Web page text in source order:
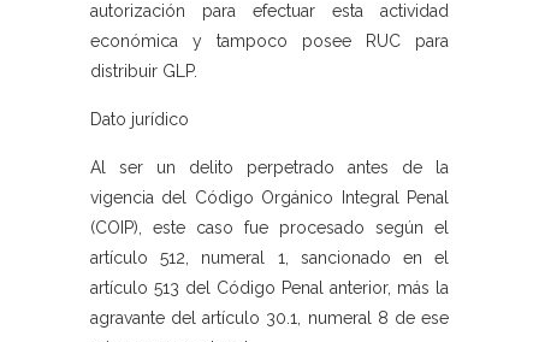
autorización para efectuar esta actividad
económica y tampoco posee RUC para
distribuir GLP.
Dato jurídico
Al ser un delito perpetrado antes de la
vigencia del Código Orgánico Integral Penal
(COIP), este caso fue procesado según el
artículo 512, numeral 1, sancionado en el
artículo 513 del Código Penal anterior, más la
agravante del artículo 30.1, numeral 8 de ese